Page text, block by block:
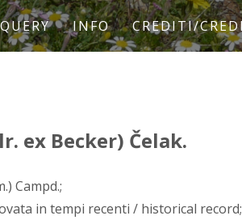
INFO CREDITI/
ex Becker) Čelak.
Campd.;
in tempi recenti / historical record;